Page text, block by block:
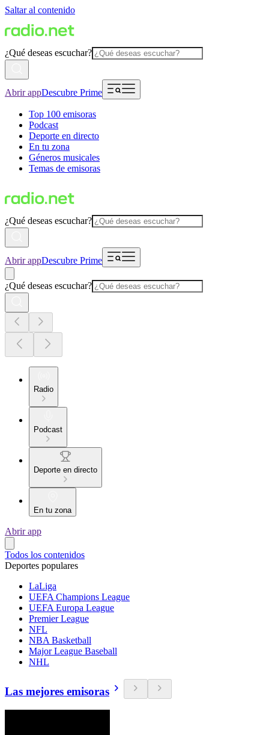
Saltar al contenido
¿Qué deseas escuchar?
Abrir appDescubre Prime
Top 100 emisoras
Podcast
Deporte en directo
En tu zona
Géneros musicales
Temas de emisoras
¿Qué deseas escuchar?
Abrir appDescubre Prime
¿Qué deseas escuchar?
Radio
Podcast
Deporte en directo
En tu zona
Abrir app
Todos los contenidos
Deportes populares
LaLiga
UEFA Champions League
UEFA Europa League
Premier League
NFL
NBA Basketball
Major League Baseball
NHL
Las mejores emisoras